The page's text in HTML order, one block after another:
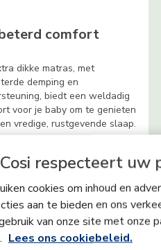
respecteert uw
cookies om inhoud en
aan te bieden en ons
van onze site met onze
Lees ons cookiebeleid.
comfort
dikke matras, met
demping en
biedt een weldadig
voor je baby om te genieten
vredige, rustgevende slaap.